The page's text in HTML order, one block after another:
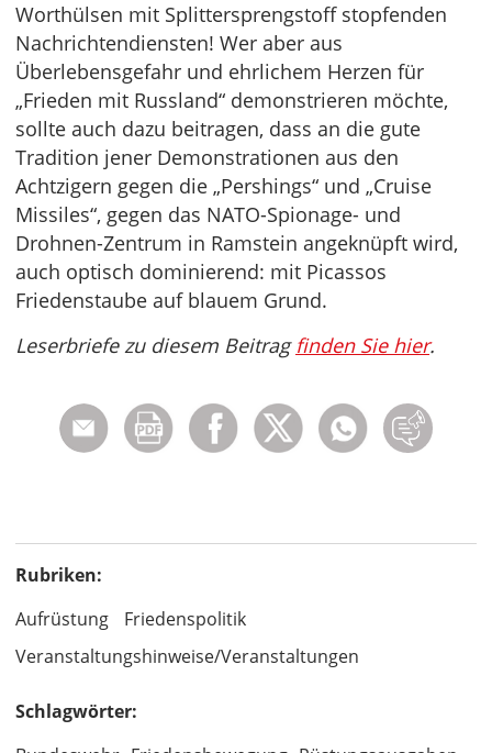
Worthülsen mit Splittersprengstoff stopfenden
Nachrichtendiensten! Wer aber aus
Überlebensgefahr und ehrlichem Herzen für
„Frieden mit Russland“ demonstrieren möchte,
sollte auch dazu beitragen, dass an die gute
Tradition jener Demonstrationen aus den
Achtzigern gegen die „Pershings“ und „Cruise
Missiles“, gegen das NATO-Spionage- und
Drohnen-Zentrum in Ramstein angeknüpft wird,
auch optisch dominierend: mit Picassos
Friedenstaube auf blauem Grund.
Leserbriefe zu diesem Beitrag finden Sie hier.
Rubriken:
Aufrüstung
Friedenspolitik
Veranstaltungshinweise/Veranstaltungen
Schlagwörter: